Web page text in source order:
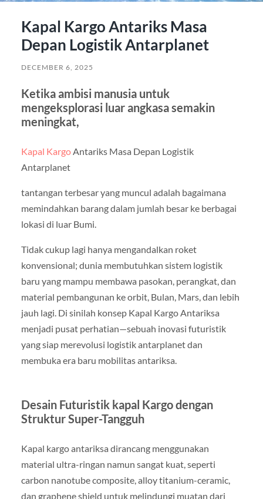
Kapal Kargo Antariks Masa
Depan Logistik Antarplanet
DECEMBER 6, 2025
Ketika ambisi manusia untuk
mengeksplorasi luar angkasa semakin
meningkat,
Kapal KargoAntariks Masa Depan Logistik
Antarplanet
tantangan terbesar yang muncul adalah bagaimana
memindahkan barang dalam jumlah besar ke berbagai
lokasi di luar Bumi.
Tidak cukup lagi hanya mengandalkan roket
konvensional; dunia membutuhkan sistem logistik
baru yang mampu membawa pasokan, perangkat, dan
material pembangunan ke orbit, Bulan, Mars, dan lebih
jauh lagi. Di sinilah konsep Kapal Kargo Antariksa
menjadi pusat perhatian—sebuah inovasi futuristik
yang siap merevolusi logistik antarplanet dan
membuka era baru mobilitas antariksa.
Desain Futuristik kapal Kargo dengan
Struktur Super-Tangguh
Kapal kargo antariksa dirancang menggunakan
material ultra-ringan namun sangat kuat, seperti
carbon nanotube composite, alloy titanium-ceramic,
dan graphene shield untuk melindungi muatan dari